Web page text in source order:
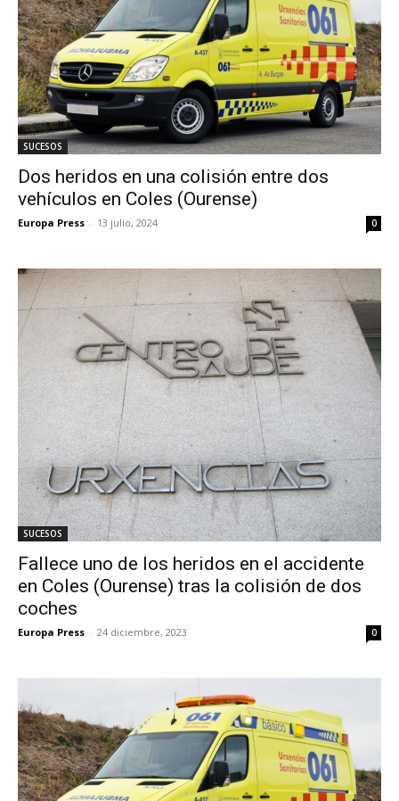
SUCESOS
Dos heridos en una colisión entre dos
vehículos en Coles (Ourense)
Europa Press - 13 julio, 2024 0
SUCESOS
Fallece uno de los heridos en el accidente
en Coles (Ourense) tras la colisión de dos
coches
Europa Press - 24 diciembre, 2023 0